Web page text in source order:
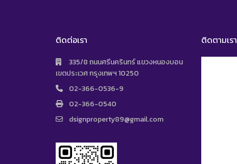
ติดต่อเรา
335/8 ถนนศรีนครินทร์ แขวงหนองบอน
เขตประเวศ กรุงเทพฯ 10250
02-366-0536-9
02-366-0540
dsignproperty89@gmail.com
ติดตามเรา